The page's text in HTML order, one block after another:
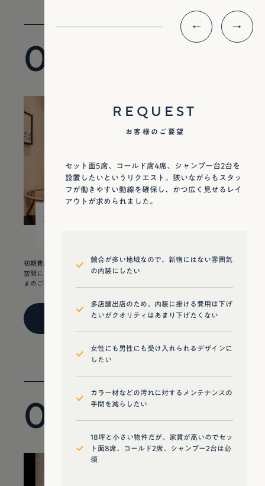
01
15
初期費用は抑えたい。 けれどこの街にはない、スタイリッシュでクールな
空間にしたい。そして、できる限り広く見せたい。美容室初出店のお客さ
まのご要望は、いかにして着地をしたのか。
VIEW DETAIL
02
REQUEST
お客様のご要望
セット面5席、コールド席4席、シャンプー台2台を
設置したいというリクエスト。狭いながらもスタッ
フが働きやすい動線を確保し、かつ広く見せるレイ
アウトが求められました。
競合が多い地域なので、新宿にはない雰囲気
の内装にしたい
多店舗出店のため、内装に掛ける費用は下げ
たいがクオリティはあまり下げたくない
女性にも男性にも受け入れられるデザインに
したい
カラー材などの汚れに対するメンテナンスの
手間を減らしたい
18坪と小さい物件だが、家賃が高いのでセッ
ト面8席、コールド2席、シャンプー2台は必
須